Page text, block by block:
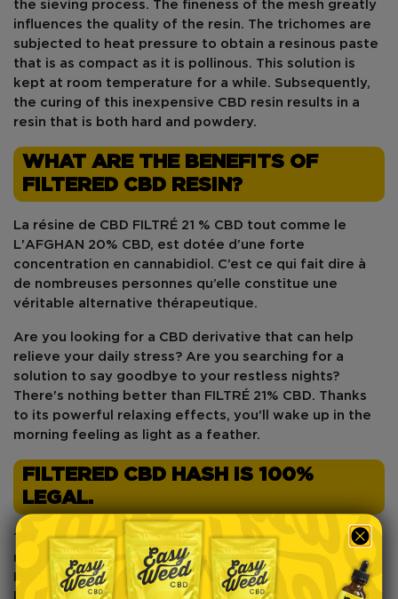
the sieving process. The fineness of the mesh greatly
influences the quality of the resin. The trichomes are
subjected to heat pressure to obtain a resinous paste
that is as compact as it is pollinous . This solution is
kept at room temperature for a while. Subsequently,
the curing of this inexpensive CBD resin results in a
resin that is both hard and powdery.
WHAT ARE THE BENEFITS OF
FILTERED CBD RESIN?
La résine de CBD FILTRÉ 21 % CBD tout comme le
L'AFGHAN 20% CBD, est dotée d’une forte
concentration en cannabidiol
. C’est ce qui fait dire à
de nombreuses personnes qu’elle constitue une
véritable alternative thérapeutique
Are you looking for a CBD derivative that can
help
relieve your daily stress? Are you searching for a
solution to say goodbye to your restless nights?
There's nothing better than
FILTRÉ 21% CBD . Thanks
to its powerful relaxing effects, you'll wake up in the
morning feeling as light as a feather.
FILTERED CBD HASH IS 100%
LEGAL.
The consumption and sale of cannabis derivatives are
regulated in UK most European Union countries. In
France, the THC content in cannabis derivatives must
be less than 0.03% to be legal. Above this threshold,